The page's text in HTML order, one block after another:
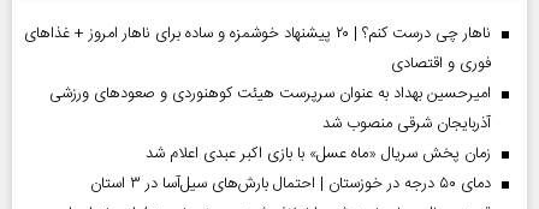
ناهار چی درست کنم؟ | ۲۰ پیشنهاد خوشمزه و ساده برای ناهار امروز + غذاهای
فوری و اقتصادی
امیرحسین بهداد به عنوان سرپرست هیئت کوهنوردی و صعودهای ورزشی
آذربایجان شرقی منصوب شد
زمان پخش سریال «ماه عسل» با بازی اکبر عبدی اعلام شد
دمای ۵۰ درجه در خوزستان | احتمال بارش‌های سیل‌آسا در ۳ استان